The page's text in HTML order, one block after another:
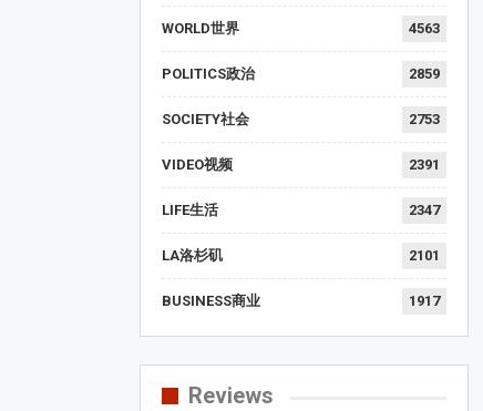
WORLD世界 4563
POLITICS政治 2859
SOCIETY社会 2753
VIDEO视频 2391
LIFE生活 2347
LA洛杉矶 2101
BUSINESS商业 1917
Reviews